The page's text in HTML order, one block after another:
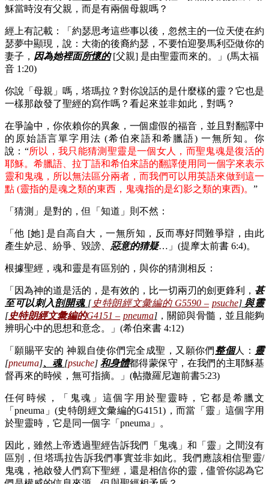
穌當時沒有父親，而是有兩個母親嗎？
經上有記載：「約瑟思考這些事以後，忽然主的一位天使在約
瑟夢中顯現，說：大衛的後裔約瑟，不要怕迎娶馬利亞做你的
妻子， 因為她裡面所懷的[父親] 是由聖靈而來的。」(馬太福
音 1:20)
你說「母親」嗎，塔瑪拉？對你說話的是什麼樣的靈？它也是
一樣那啟發了聖經的寫作嗎？看起來並非如此，對嗎？
在爭論中，你依賴你的異象，一個虛假的福音，並且對翻譯中
的原始語言單字用法 (希伯來語和希臘語) 一無所知。你
說：“所以，我只能猜測聖靈是一個女人，而聖鬼魂是復活的
耶穌。希臘語、拉丁語和希伯來語的翻譯使用同一個字來表示
靈和鬼魂，所以無法區分兩者，而我們可以用英語來做到這一
點 (靈指的是魂之類的東西，鬼魂指的是幻影之類的東西)。 ”
「猜測」是對的，但「知道」則不然：
「他 [她] 是自高自大，一無所知，反而專好問難爭辯，由此
產生妒忌、紛爭、毀謗、 惡意的猜疑…」(提摩太前書 6:4)。
根據聖經，魂和靈是有區別的，與你的猜測相反：
「因為神的道是活的，是有效的，比一切兩刃的劍更鋒利， 甚
至可以刺入剖開魂 [史特朗經文彙編的 G5590 – psuche] 與靈
[史特朗經文彙編的G4151 – pneuma]，關節與骨髓，並且能夠
辨明心中的思想和意念。」(希伯來書 4:12)
「願賜平安的 神親自使你們完全成聖，又願你們 整個人： 靈
[pneuma]、魂 [psuche]和身體都得蒙保守，在我們的主耶穌基
督再來的時候，無可指摘。」(帖撒羅尼迦前書5:23)
任何時候，「鬼魂」這個字用於聖靈時，它都是希臘文
「pneuma」(史特朗經文彙編的G4151)，而當「靈」這個字用
於聖靈時，它是同一個字「pneuma」。
因此，雖然上帝透過聖經告訴我們「鬼魂」和「靈」之間沒有
區別，但塔瑪拉告訴我們事實並非如此。我們應該相信聖靈/
鬼魂，祂啟發人們寫下聖經，還是相信你的靈，儘管你認為它